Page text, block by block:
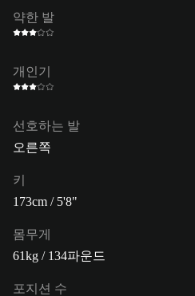
약한 발
개인기
선호하는 발
오른쪽
키
173cm / 5'8"
몸무게
61kg / 134파운드
포지션 수